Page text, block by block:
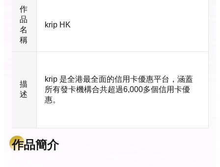
作
品
名
稱
krip HK
描
述
krip 是全港最全面的信用卡優惠平台，涵蓋
所有發卡機構合共超過6,000多個信用卡優
惠。
作品簡介